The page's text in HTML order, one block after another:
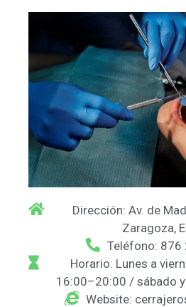
Dirección: Av. de
Zaragoza,
Teléfono: 876
Horario: Lunes a
16:00–20:00 / sábado
Website: